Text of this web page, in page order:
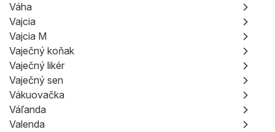
Váha
Vajcia
Vajcia M
Vaječný koňak
Vaječný likér
Vaječný sen
Vákuovačka
Váľanda
Valenda